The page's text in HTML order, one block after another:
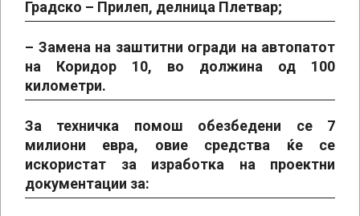
Градско – Прилеп, делница Плетвар;
– Замена на заштитни огради на автопатот
на Коридор 10, во должина од 100
километри.
За техничка помош обезбедени се 7
милиони евра, овие средства ќе се
искористат за изработка на проектни
документации за: